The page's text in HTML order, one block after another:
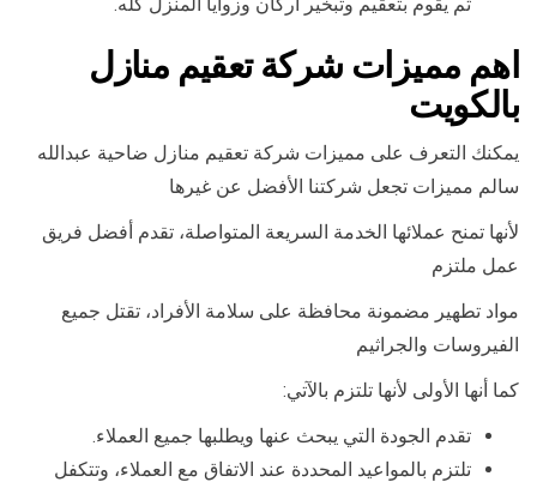
ثم يقوم بتعقيم وتبخير أركان وزوايا المنزل كله.
اهم مميزات شركة تعقيم منازل
بالكويت
يمكنك التعرف على مميزات شركة تعقيم منازل ضاحية عبدالله
سالم مميزات تجعل شركتنا الأفضل عن غيرها
لأنها تمنح عملائها الخدمة السريعة المتواصلة، تقدم أفضل فريق
عمل ملتزم
مواد تطهير مضمونة محافظة على سلامة الأفراد، تقتل جميع
الفيروسات والجراثيم
كما أنها الأولى لأنها تلتزم بالآتي:
تقدم الجودة التي يبحث عنها ويطلبها جميع العملاء.
تلتزم بالمواعيد المحددة عند الاتفاق مع العملاء، وتتكفل